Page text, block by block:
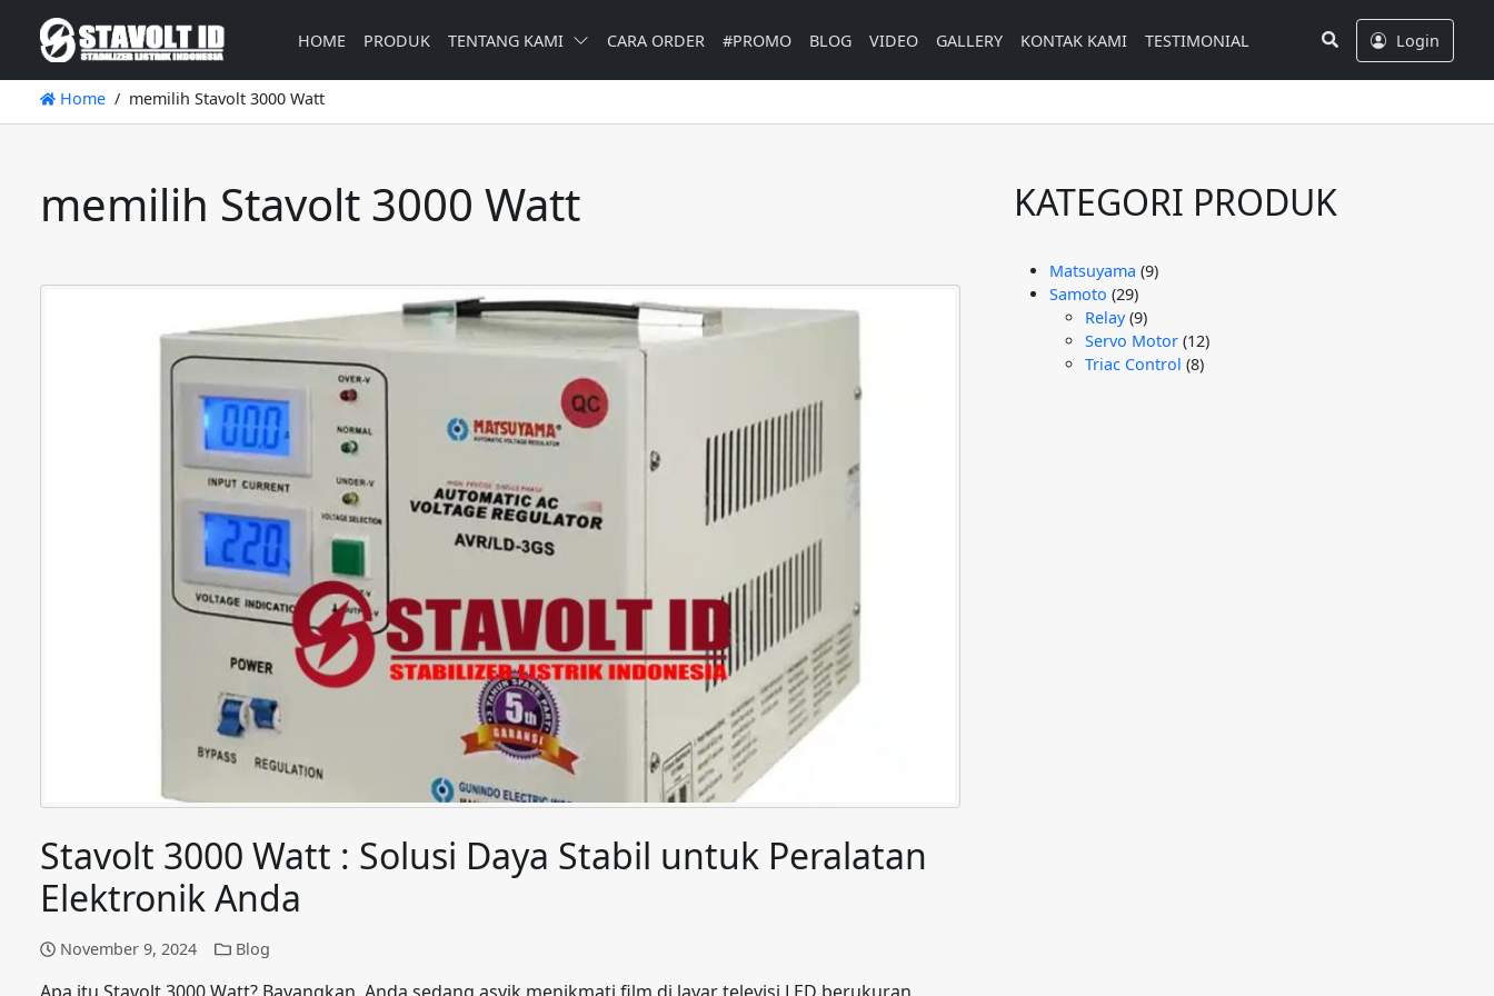
HOME PRODUK TENTANG KAMI CARA ORDER #PROMO BLOG VIDEO GALLERY KONTAK KAMI TESTIMONIAL Search Login
Home memilih Stavolt 3000 Watt
memilih Stavolt 3000 Watt
Stavolt 3000 Watt : Solusi Daya Stabil untuk Peralatan
Elektronik Anda
November 9, 2024 Blog
KATEGORI PRODUK
Matsuyama 99
Samoto 2929
Produk
Relay 99
Produk
Servo Motor 1212
Triac Control 88